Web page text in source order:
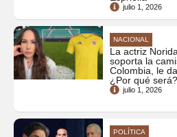
julio 1, 2026
NACIONAL
La actriz
soporta la
Colombia, le
¿Por qué será?
julio 1, 2026
POLÍTICA